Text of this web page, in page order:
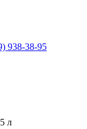
938-38-95
л